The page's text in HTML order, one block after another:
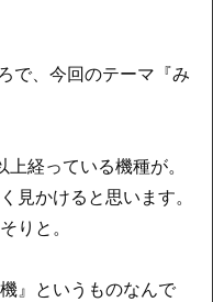
で、今回のテーマ『み
経っている機種が。
見かけると思います。
りと。
』というものなんで